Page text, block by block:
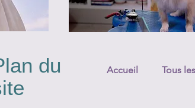
du
Accueil Tous